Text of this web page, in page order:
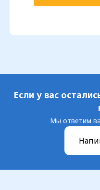
Если у вас
Мы ответим